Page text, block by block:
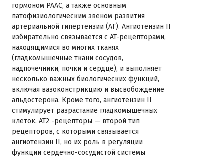
гормоном РААС, а также основным
патофизиологическим звеном развития
артериальной гипертензии (АГ). Ангиотензин II
избирательно связывается с AT-рецепторами,
находящимися во многих тканях
(гладкомышечные ткани сосудов,
надпочечники, почки и сердце), и выполняет
несколько важных биологических функций,
включая вазоконстрикцию и высвобождение
альдостерона. Кроме того, ангиотензин II
стимулирует разрастание гладкомышечных
клеток. AT2 -рецепторы — второй тип
рецепторов, с которыми связывается
ангиотензин II, но их роль в регуляции
функции сердечно-сосудистой системы